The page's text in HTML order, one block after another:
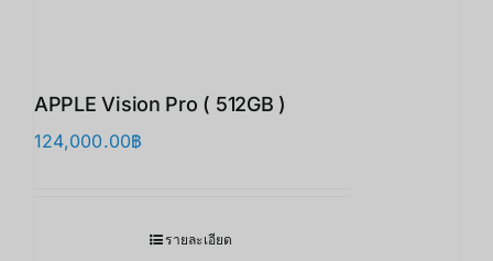
APPLE Vision Pro ( 512GB )
124,000.00฿
รายละเอียด